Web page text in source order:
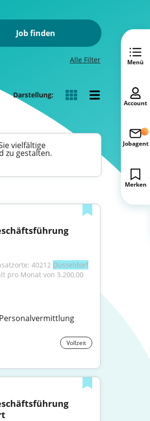
Job finden
Alle Filter
Darstellung:
vielfältige
zu gestalten.
40212 Düsseldorf
pro Monat von 3.200,00
Vollzeit
Menü
Account
Jobagent
Merken